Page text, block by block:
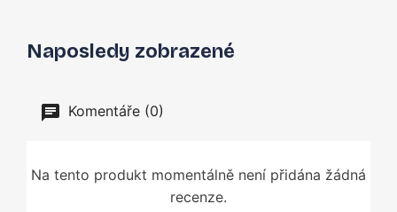
Naposledy zobrazené
Komentáře (0)
Na tento produkt momentálně není přidána žádná
recenze.